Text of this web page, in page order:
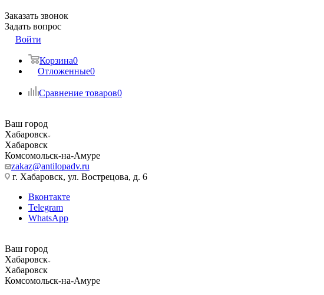
Заказать звонок
Задать вопрос
Войти
Корзина0
Отложенные0
Сравнение товаров0
Ваш город
Хабаровск
Хабаровск
Комсомольск-на-Амуре
zakaz@antilopadv.ru
г. Хабаровск, ул. Вострецова, д. 6
Вконтакте
Telegram
WhatsApp
Ваш город
Хабаровск
Хабаровск
Комсомольск-на-Амуре